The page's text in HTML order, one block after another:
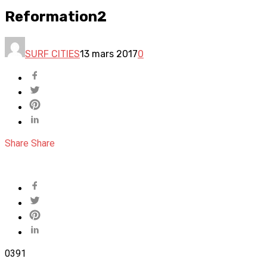
Reformation2
SURF CITIES13 mars 20170
Share Share
0391